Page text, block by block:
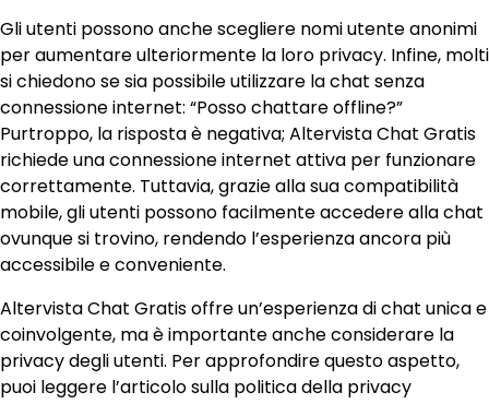
Gli utenti possono anche scegliere nomi utente anonimi
per aumentare ulteriormente la loro privacy. Infine, molti
si chiedono se sia possibile utilizzare la chat senza
connessione internet: “Posso chattare offline?”
Purtroppo, la risposta è negativa; Altervista Chat Gratis
richiede una connessione internet attiva per funzionare
correttamente. Tuttavia, grazie alla sua compatibilità
mobile, gli utenti possono facilmente accedere alla chat
ovunque si trovino, rendendo l’esperienza ancora più
accessibile e conveniente.
Altervista Chat Gratis offre un’esperienza di chat unica e
coinvolgente, ma è importante anche considerare la
privacy degli utenti. Per approfondire questo aspetto,
puoi leggere l’articolo sulla politica della privacy